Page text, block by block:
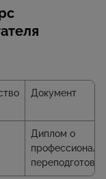
Документ
Диплом о
переподготовке